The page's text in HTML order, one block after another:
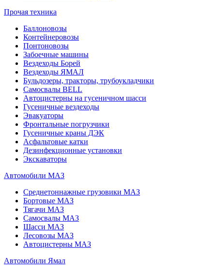
Прочая техника
Баллоновозы
Контейнеровозы
Понтоновозы
Забоечные машины
Вездеходы Борей
Вездеходы ЯМАЛ
Бульдозеры, тракторы, трубоукладчики
Самосвалы BELL
Автоцистерны на гусеничном шасси
Гусеничные вездеходы
Эвакуаторы
Фронтальные погрузчики
Гусеничные краны ДЭК
Асфальтовые катки
Дезинфекционные установки
Экскаваторы
Автомобили МАЗ
Среднетоннажные грузовики МАЗ
Бортовые МАЗ
Тягачи МАЗ
Самосвалы МАЗ
Шасси МАЗ
Лесовозы МАЗ
Автоцистерны МАЗ
Автомобили Ямал